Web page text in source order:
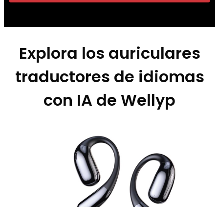
Explora los auriculares
traductores de idiomas
con IA de Wellyp